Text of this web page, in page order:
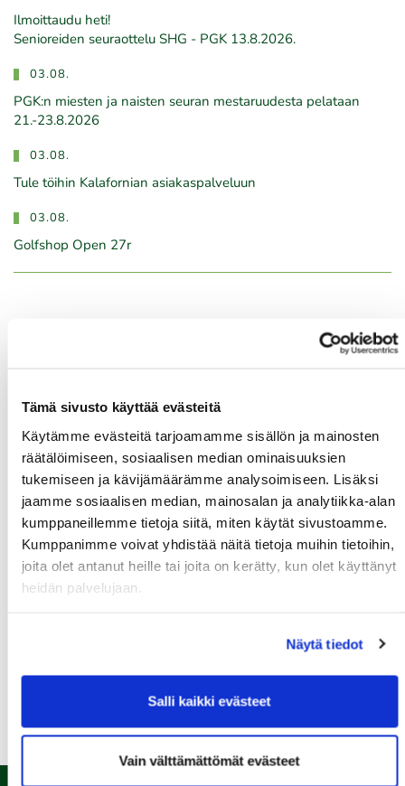
Tämä sivusto käyttää evästeitä
Käytämme evästeitä tarjoamamme sisällön ja mainosten
räätälöimiseen, sosiaalisen median ominaisuuksien
tukemiseen ja kävijämäärämme analysoimiseen. Lisäksi
jaamme sosiaalisen median, mainosalan ja analytiikka-alan
kumppaneillemme tietoja siitä, miten käytät sivustoamme.
Kumppanimme voivat yhdistää näitä tietoja muihin tietoihin,
joita olet antanut heille tai joita on kerätty, kun olet käyttänyt
heidän palvelujaan.
Näytä tiedot
Salli kaikki evästeet
Vain välttämättömät evästeet
Ilmoittaudu heti!
​​​​​​​Senioreiden seuraottelu SHG - PGK 13.8.2026.
03.08.
PGK:n miesten ja naisten seuran mestaruudesta pelataan
21.-23.8.2026
03.08.
Tule töihin Kalafornian asiakaspalveluun
03.08.
Golfshop Open 27r
10.08.
Pariskuntagolf 5/7
Senioritiistai 12
12.08.
Green Card kurssi Ke 12.8. klo 16:30-20:30